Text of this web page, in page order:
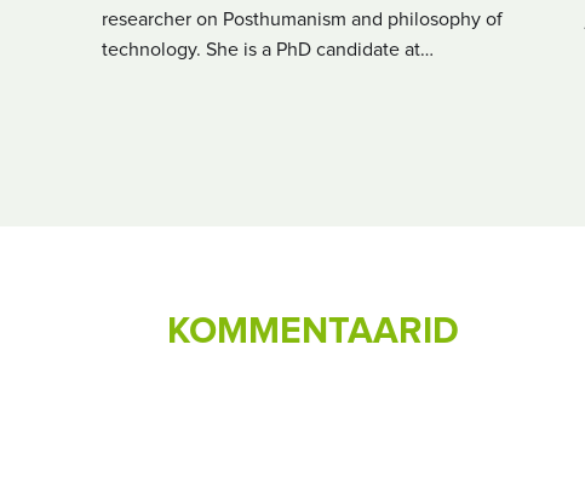
researcher on Posthumanism and philosophy of
technology. She is a PhD candidate at…
KOMMENTAARID